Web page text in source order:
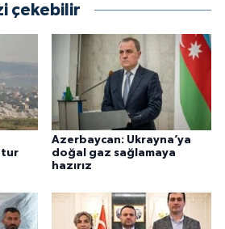
çekebilir
tur
Azerbaycan: Ukrayna’ya
doğal gaz sağlamaya
hazırız